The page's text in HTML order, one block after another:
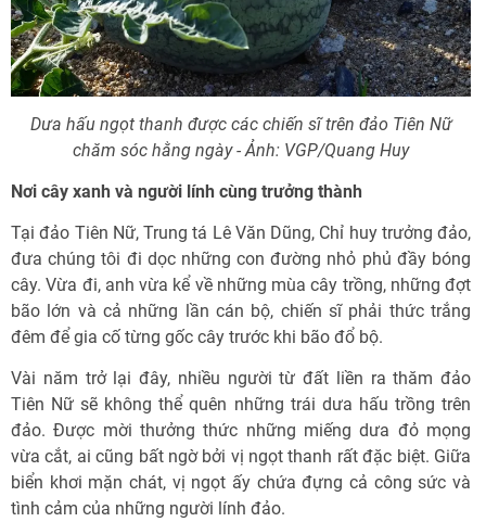
Dưa hấu ngọt thanh được các chiến sĩ trên đảo Tiên Nữ
chăm sóc hằng ngày - Ảnh: VGP/Quang Huy
Nơi cây xanh và người lính cùng trưởng thành
Tại đảo Tiên Nữ, Trung tá Lê Văn Dũng, Chỉ huy trưởng đảo,
đưa chúng tôi đi dọc những con đường nhỏ phủ đầy bóng
cây. Vừa đi, anh vừa kể về những mùa cây trồng, những đợt
bão lớn và cả những lần cán bộ, chiến sĩ phải thức trắng
đêm để gia cố từng gốc cây trước khi bão đổ bộ.
Vài năm trở lại đây, nhiều người từ đất liền ra thăm đảo
Tiên Nữ sẽ không thể quên những trái dưa hấu trồng trên
đảo. Được mời thưởng thức những miếng dưa đỏ mọng
vừa cắt, ai cũng bất ngờ bởi vị ngọt thanh rất đặc biệt. Giữa
biển khơi mặn chát, vị ngọt ấy chứa đựng cả công sức và
tình cảm của những người lính đảo.